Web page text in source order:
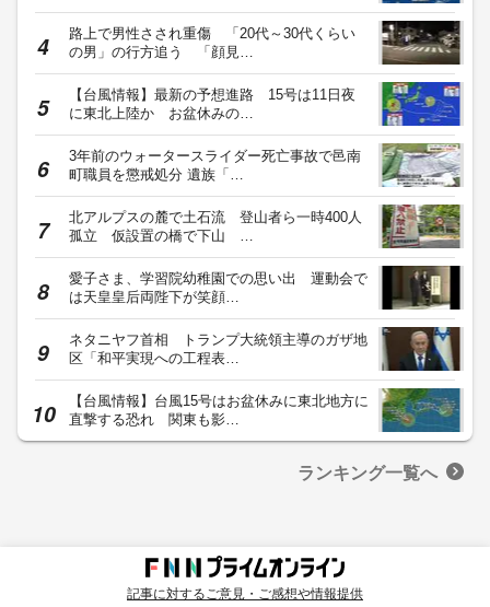
路上で男性さされ重傷 「20代～30代くらい
の男」の行方追う 「顔見…
【台風情報】最新の予想進路 15号は11日夜
に東北上陸か お盆休みの…
3年前のウォータースライダー死亡事故で邑南
町職員を懲戒処分 遺族「…
北アルプスの麓で土石流 登山者ら一時400人
孤立 仮設置の橋で下山 …
愛子さま、学習院幼稚園での思い出 運動会で
は天皇皇后両陛下が笑顔…
ネタニヤフ首相 トランプ大統領主導のガザ地
区「和平実現への工程表…
【台風情報】台風15号はお盆休みに東北地方に
直撃する恐れ 関東も影…
ランキング一覧へ
記事に対するご意見・ご感想や情報提供